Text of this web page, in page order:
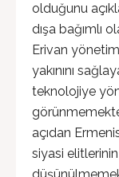
olduğunu
dışa bağımlı
Erivan
yakınını
teknolojiye
açıdan
siyasi